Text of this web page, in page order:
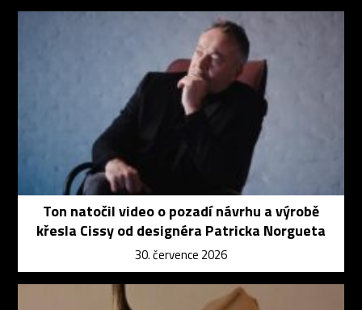
Ton natočil video o pozadí návrhu a výrobě
křesla Cissy od designéra Patricka Norgueta
30. července 2026